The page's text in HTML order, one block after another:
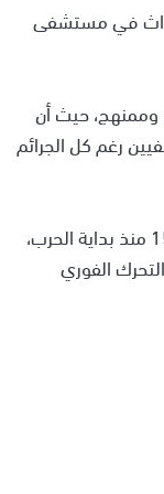
تغطية الأحداث في مستشفى
حيث أن
رغم كل الجرائم
وكانت نقابة الصحفيين الفلسطينيين، أعلنت أنه بارتقاء الزميلين، ارتفع عدد الضحايا من الصحفيين إلى 157 منذ بداية الحرب،
الفوري